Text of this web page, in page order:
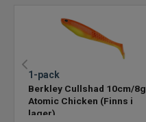
Spinnare
1-pack
Berkley Cullshad 10cm/8g
Atomic Chicken (Finns i
lager)